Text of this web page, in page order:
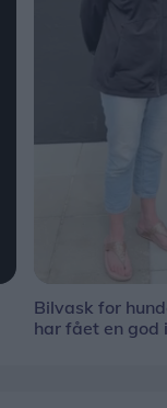
Bilvask for
har fået en god